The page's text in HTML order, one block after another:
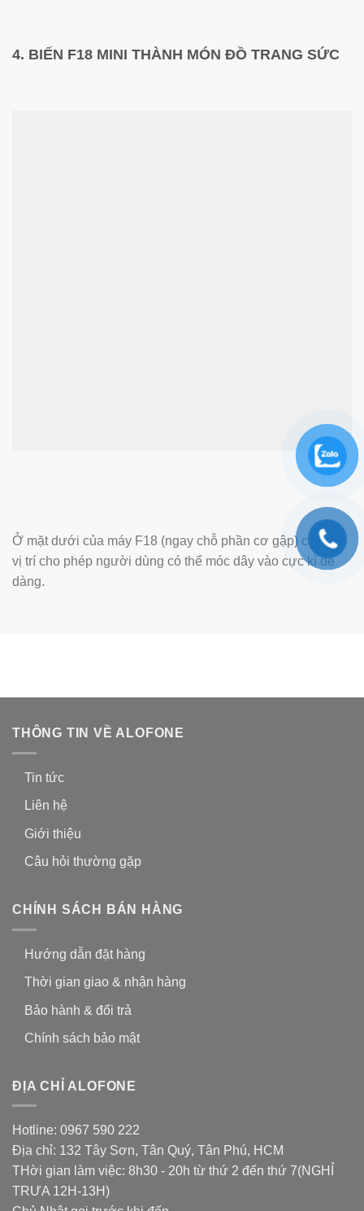
4. BIẾN F18 MINI THÀNH MÓN ĐỒ TRANG SỨC
Ở mặt dưới của máy F18 (ngay chỗ phần cơ gập) có một
vị trí cho phép người dùng có thể móc dây vào cực kì dễ
dàng.
THÔNG TIN VỀ ALOFONE
Tin tức
Liên hệ
Giới thiệu
Câu hỏi thường gặp
CHÍNH SÁCH BÁN HÀNG
Hướng dẫn đặt hàng
Thời gian giao & nhận hàng
Bảo hành & đổi trả
Chính sách bảo mật
ĐỊA CHỈ ALOFONE
Hotline: 0967 590 222
Địa chỉ: 132 Tây Sơn, Tân Quý, Tân Phú, HCM
THời gian làm việc: 8h30 - 20h từ thứ 2 đến thứ 7(NGHỈ
TRƯA 12H-13H)